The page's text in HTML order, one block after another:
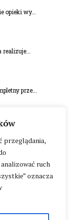
przeglądania,
ruch
oznacza
opieki wy...
prze...